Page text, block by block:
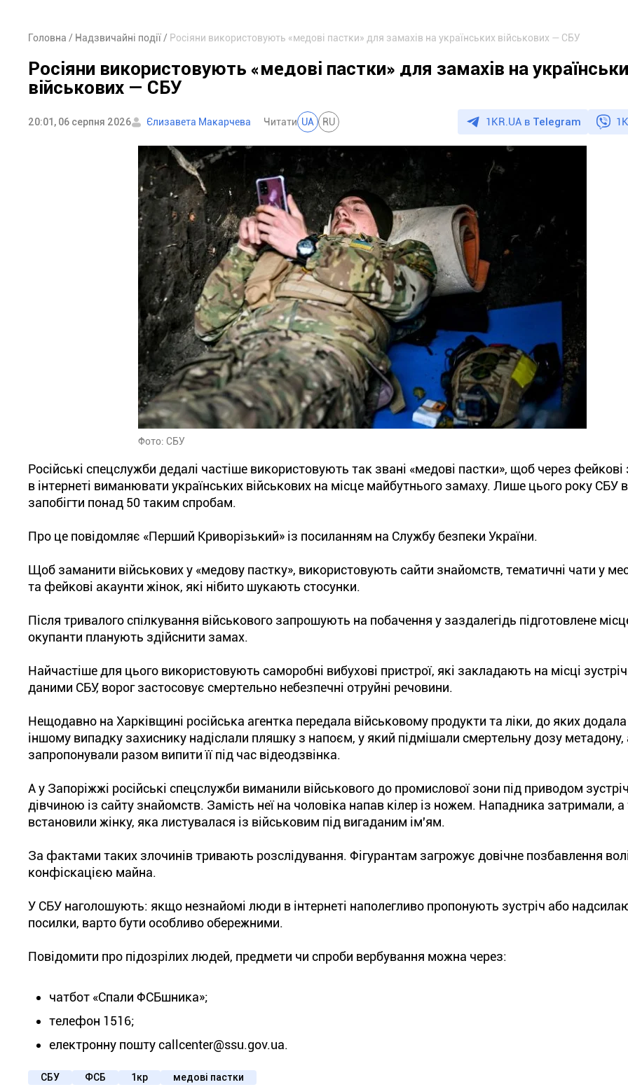
Головна Надзвичайні події Росіяни використовують «медові пастки» для замахів на українських військових — СБУ
Росіяни використовують «медові пастки» для замахів на
військових — СБУ
20:01, 06 серпня 2026 Єлизавета Макарчева Читати UA RU 1KR.UA в Telegram
Фото: СБУ
Російські спецслужби дедалі частіше використовують так звані «медові пастки», щоб через
в інтернеті виманювати українських військових на місце майбутнього замаху. Лише цього року СБУ
запобігти понад 50 таким спробам.
Про це повідомляє «Перший Криворізький» із посиланням на Службу безпеки України.
Щоб заманити військових у «медову пастку», використовують сайти знайомств, тематичні чати у
та фейкові акаунти жінок, які нібито шукають стосунки.
Після тривалого спілкування військового запрошують на побачення у заздалегідь підготовлене
окупанти планують здійснити замах.
Найчастіше для цього використовують саморобні вибухові пристрої, які закладають на місці
даними СБУ, ворог застосовує смертельно небезпечні отруйні речовини.
Нещодавно на Харківщині російська агентка передала військовому продукти та ліки, до яких
іншому випадку захиснику надіслали пляшку з напоєм, у який підмішали смертельну дозу метадону,
запропонували разом випити її під час відеодзвінка.
А у Запоріжжі російські спецслужби виманили військового до промислової зони під приводом
дівчиною із сайту знайомств. Замість неї на чоловіка напав кілер із ножем. Нападника затримали,
встановили жінку, яка листувалася із військовим під вигаданим ім'ям.
За фактами таких злочинів тривають розслідування. Фігурантам загрожує довічне позбавлення
конфіскацією майна.
У СБУ наголошують: якщо незнайомі люди в інтернеті наполегливо пропонують зустріч або
посилки, варто бути особливо обережними.
Повідомити про підозрілих людей, предмети чи спроби вербування можна через:
чатбот «Спали ФСБшника»;
телефон 1516;
електронну пошту callcenter@ssu.gov.ua.
СБУ ФСБ 1кр медові пастки